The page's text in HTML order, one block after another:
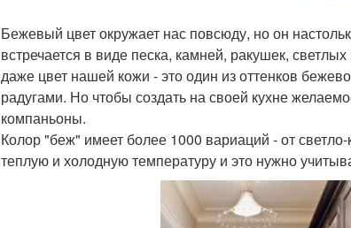
Бежевый цвет окружает нас повсюду, но он
встречается в виде песка, камней, ракушек,
даже цвет нашей кожи - это один из оттенков
радугами. Но чтобы создать на своей кухне
компаньоны.
Колор "беж" имеет более 1000 вариаций - от
теплую и холодную температуру и это нужно